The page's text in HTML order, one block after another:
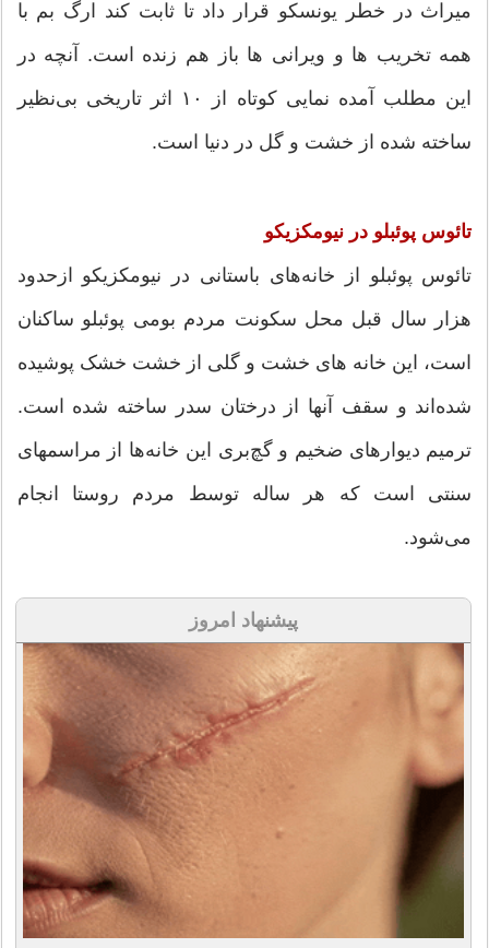
میراث در خطر یونسکو قرار داد تا ثابت کند ارگ بم با
همه تخریب ها و ویرانی ها باز هم زنده است. آنچه در
این مطلب آمده نمایی کوتاه از ۱۰ اثر تاریخی بی‌نظیر
ساخته شده از خشت و گل در دنیا است.
تائوس پوئبلو در نیومکزیکو
تائوس پوئبلو از خانه‌های باستانی در نیومکزیکو ازحدود
هزار سال قبل محل سکونت مردم بومی پوئبلو ساکنان
است، این خانه های خشت و گلی از خشت خشک پوشیده
شده‌اند و سقف آنها از درختان سدر ساخته شده است.
ترمیم دیوارهای ضخیم و گچ‌بری این خانه‌ها از مراسم‎های
سنتی است که هر ساله توسط مردم روستا انجام
می‌شود.
پیشنهاد امروز